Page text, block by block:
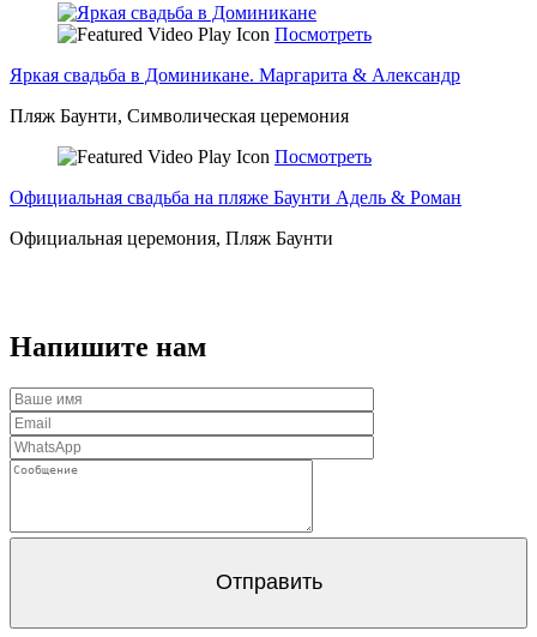
Посмотреть
Яркая свадьба в Доминикане. Маргарита & Александр
Пляж Баунти, Символическая церемония
Посмотреть
Официальная свадьба на пляже Баунти Адель & Роман
Официальная церемония, Пляж Баунти
Напишите нам